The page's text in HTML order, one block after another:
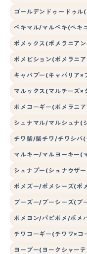
ゴールデンドゥードゥル
ペキマル/マルペキ(ペキ
ポメックス(ポメラニア
ポメビション(ポメラニ
キャバプー(キャバリア×
マルックス(マルチーズ×
ポメコーギー(ポメラニ
シュナマル/マルシュナ(
チワ柴/柴チワ/チワシバ
マルキー/マルヨーキー(
シュナプー(シュナウザ
ポメズー/ポメシーズ(ポ
プーズー/プーシーズ(プ
ポメヨン/パピポメ/ポメ
チワコーギー(チワワ×コ
ヨープー(ヨークシャー